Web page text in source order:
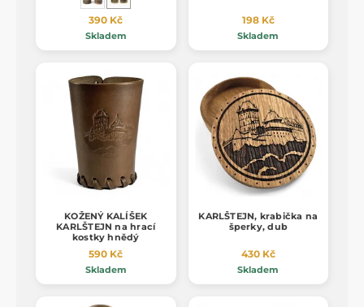
390 Kč
Skladem
198 Kč
Skladem
KOŽENÝ KALÍŠEK
KARLŠTEJN na hrací
kostky hnědý
590 Kč
Skladem
KARLŠTEJN, krabička na
šperky, dub
430 Kč
Skladem